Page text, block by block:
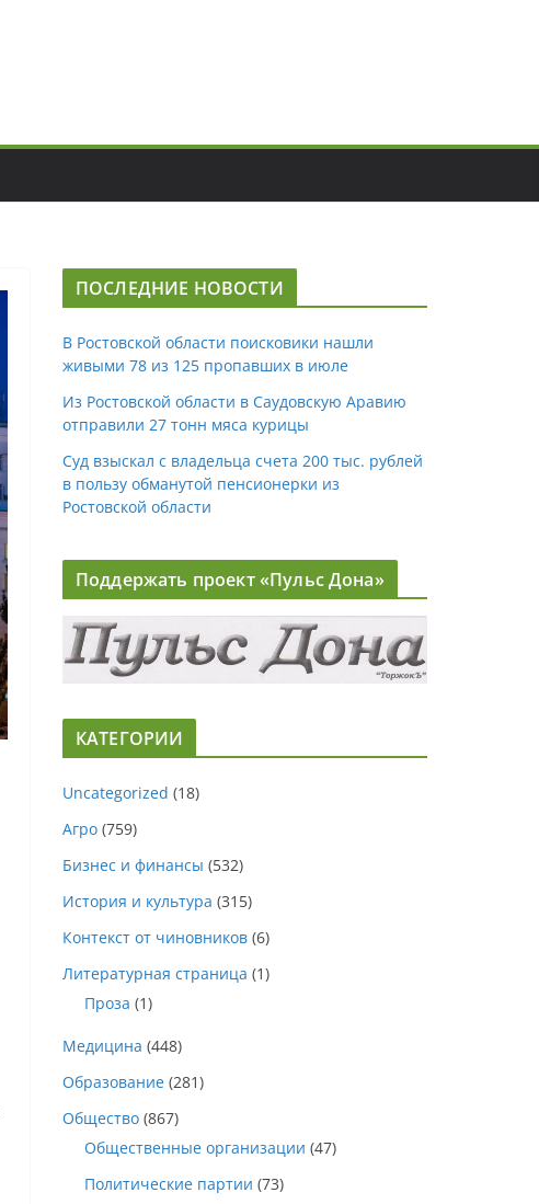
ПОСЛЕДНИЕ НОВОСТИ
В Ростовской области поисковики нашли
живыми 78 из 125 пропавших в июле
Из Ростовской области в Саудовскую Аравию
отправили 27 тонн мяса курицы
Суд взыскал с владельца счета 200 тыс. рублей
в пользу обманутой пенсионерки из
Ростовской области
Поддержать проект «Пульс Дона»
КАТЕГОРИИ
Uncategorized (18)
Агро (759)
Бизнес и финансы (532)
История и культура (315)
Контекст от чиновников (6)
Литературная страница (1)
Проза (1)
Медицина (448)
Образование (281)
Общество (867)
Общественные организации (47)
Политические партии (73)